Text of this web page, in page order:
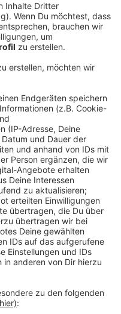
09:39
Landesamt dafür in
In Bonn gibt
Im
Bezirk jeweils etwa
Im Rhein-Sieg-
also etwa 3.600
das ganze